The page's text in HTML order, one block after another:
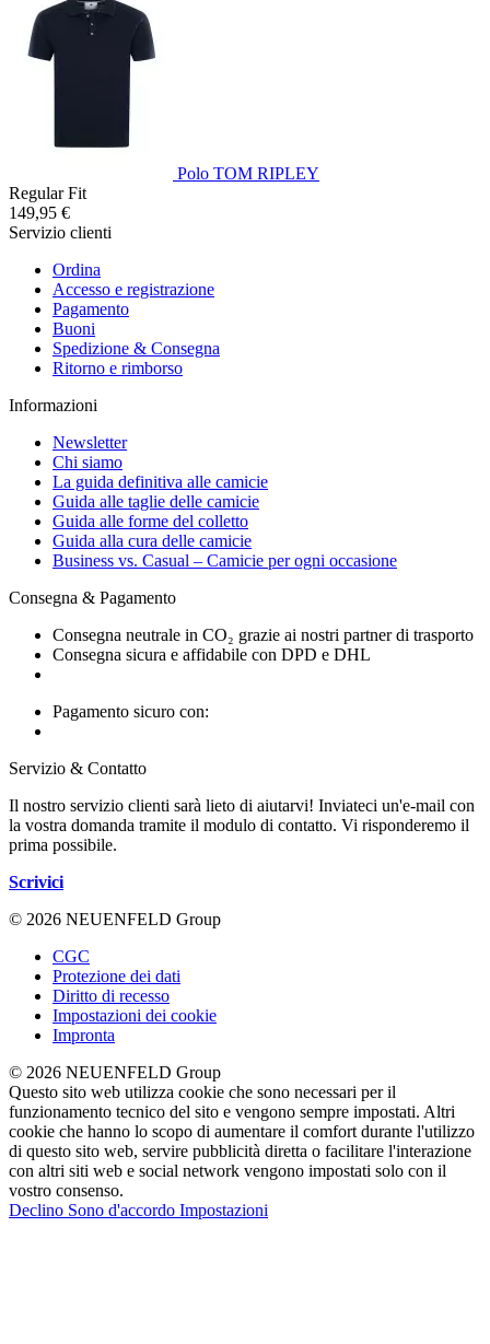
Polo TOM RIPLEY
Regular Fit
149,95 €
Servizio clienti
Ordina
Accesso e registrazione
Pagamento
Buoni
Spedizione & Consegna
Ritorno e rimborso
Informazioni
Newsletter
Chi siamo
La guida definitiva alle camicie
Guida alle taglie delle camicie
Guida alle forme del colletto
Guida alla cura delle camicie
Business vs. Casual – Camicie per ogni occasione
Consegna & Pagamento
Consegna neutrale in CO₂ grazie ai nostri partner di trasporto
Consegna sicura e affidabile con DPD e DHL
Pagamento sicuro con:
Servizio & Contatto
Il nostro servizio clienti sarà lieto di aiutarvi! Inviateci un'e-mail con
la vostra domanda tramite il modulo di contatto. Vi risponderemo il
prima possibile.
Scrivici
© 2026 NEUENFELD Group
CGC
Protezione dei dati
Diritto di recesso
Impostazioni dei cookie
Impronta
© 2026 NEUENFELD Group
Questo sito web utilizza cookie che sono necessari per il
funzionamento tecnico del sito e vengono sempre impostati. Altri
cookie che hanno lo scopo di aumentare il comfort durante l'utilizzo
di questo sito web, servire pubblicità diretta o facilitare l'interazione
con altri siti web e social network vengono impostati solo con il
vostro consenso.
Declino Sono d'accordo Impostazioni